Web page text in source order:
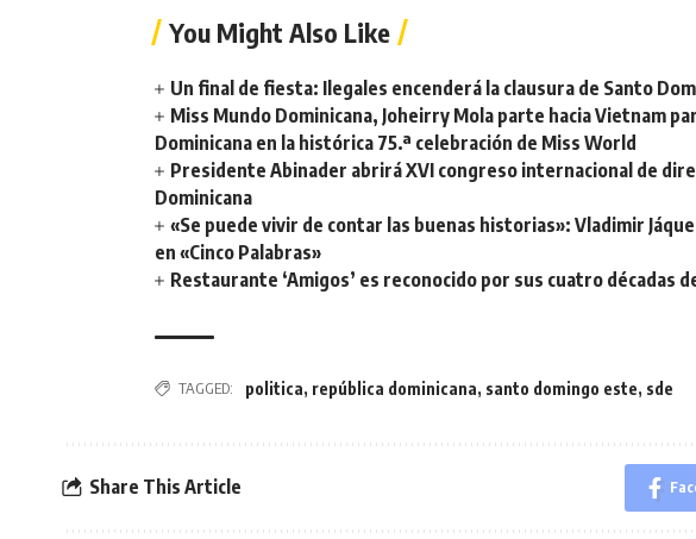
You Might Also Like
Un final de fiesta: Ilegales encenderá la clausura de Santo
Miss Mundo Dominicana, Joheirry Mola parte hacia Vietnam
Dominicana en la histórica 75.ª celebración de Miss World
Presidente Abinader abrirá XVI congreso internacional de
Dominicana
«Se puede vivir de contar las buenas historias»: Vladimir
en «Cinco Palabras»
Restaurante ‘Amigos’ es reconocido por sus cuatro décadas
TAGGED: politica, república dominicana, santo domingo este, sde
Share This Article